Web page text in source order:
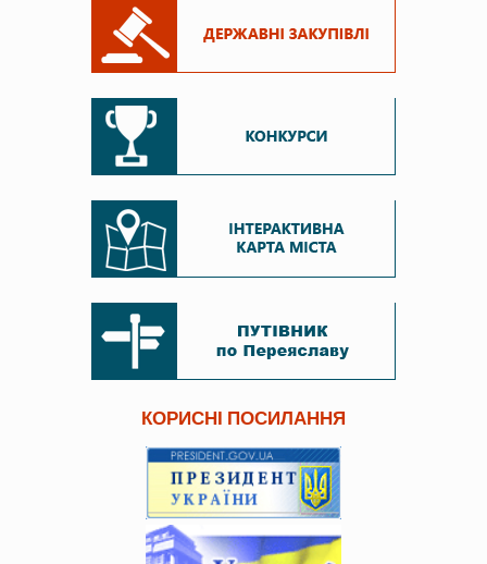
КОРИСНІ ПОСИЛАННЯ